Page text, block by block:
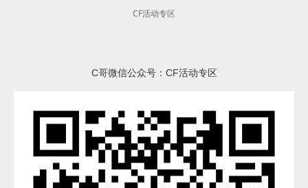
CF活动专区
C哥微信公众号：CF活动专区